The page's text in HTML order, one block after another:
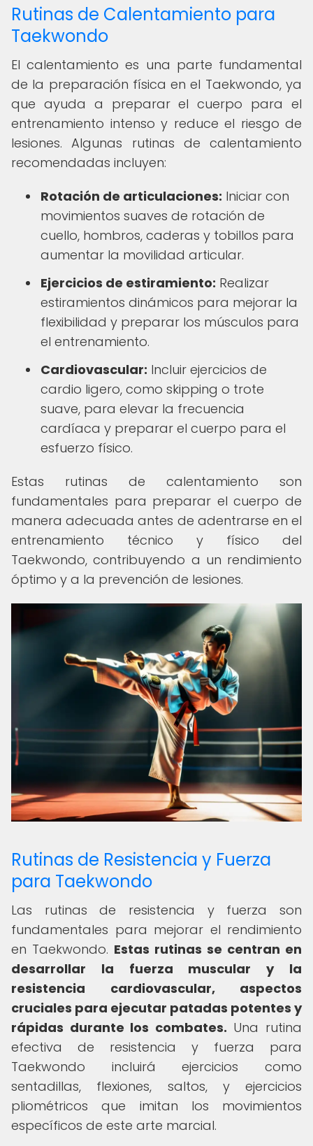
Rutinas de Calentamiento para
Taekwondo
El calentamiento es una parte fundamental
de la preparación física en el Taekwondo, ya
que ayuda a preparar el cuerpo para el
entrenamiento intenso y reduce el riesgo de
lesiones. Algunas rutinas de calentamiento
recomendadas incluyen:
Rotación de articulaciones: Iniciar con
movimientos suaves de rotación de
cuello, hombros, caderas y tobillos para
aumentar la movilidad articular.
Ejercicios de estiramiento: Realizar
estiramientos dinámicos para mejorar la
flexibilidad y preparar los músculos para
el entrenamiento.
Cardiovascular: Incluir ejercicios de
cardio ligero, como skipping o trote
suave, para elevar la frecuencia
cardíaca y preparar el cuerpo para el
esfuerzo físico.
Estas rutinas de calentamiento son
fundamentales para preparar el cuerpo de
manera adecuada antes de adentrarse en el
entrenamiento técnico y físico del
Taekwondo, contribuyendo a un rendimiento
óptimo y a la prevención de lesiones.
Rutinas de Resistencia y Fuerza
para Taekwondo
Las rutinas de resistencia y fuerza son
fundamentales para mejorar el rendimiento
en Taekwondo. Estas rutinas se centran en
desarrollar la fuerza muscular y la
resistencia cardiovascular, aspectos
cruciales para ejecutar patadas potentes y
rápidas durante los combates. Una rutina
efectiva de resistencia y fuerza para
Taekwondo incluirá ejercicios como
sentadillas, flexiones, saltos, y ejercicios
pliométricos que imitan los movimientos
específicos de este arte marcial.